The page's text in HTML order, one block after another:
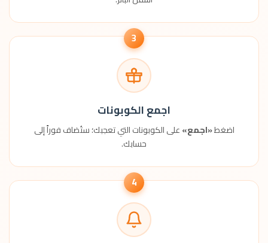
3
اجمع الكوبونات
اضغط«اجمع»على الكوبونات التي تعجبك؛ ستُضاف فوراً إلى
حسابك.
4